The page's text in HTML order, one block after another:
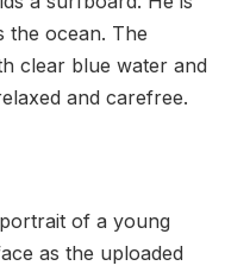
the ocean. The
clear blue water and
and carefree.
of a young
as the uploaded